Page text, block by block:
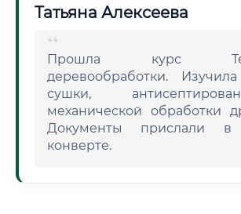
Татьяна Алексеева
Прошла курс
деревообработки.
сушки,
механической обработки
Документы прислали в
конверте.